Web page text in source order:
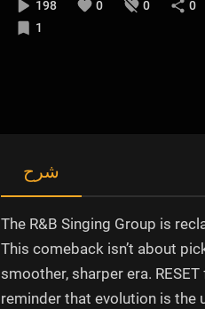
198 0 0
0
1
شرح
The R&B Singing Group is
This comeback isn’t about
smoother, sharper era.
reminder that evolution is the